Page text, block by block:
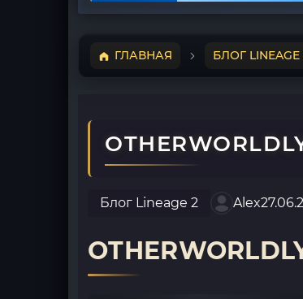
ГЛАВНАЯ БЛОГ LINEAGE
Блог Lineage 2 Alex